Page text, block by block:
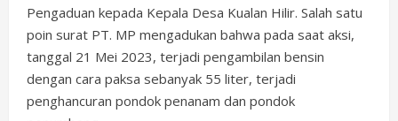
Pengaduan kepada Kepala Desa Kualan Hilir. Salah satu
poin surat PT. MP mengadukan bahwa pada saat aksi,
tanggal 21 Mei 2023, terjadi pengambilan bensin
dengan cara paksa sebanyak 55 liter, terjadi
penghancuran pondok penanam dan pondok